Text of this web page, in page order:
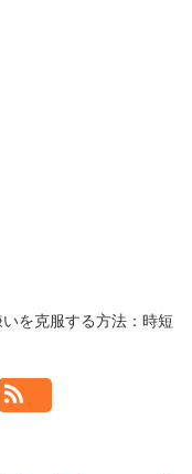
を克服する方法：時短